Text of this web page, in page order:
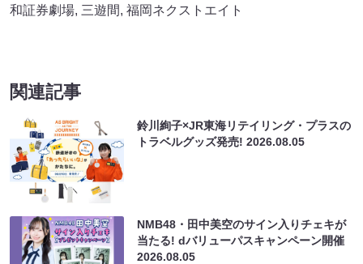
和証券劇場, 三遊間, 福岡ネクストエイト
関連記事
鈴川絢子×JR東海リテイリング・プラスの
トラベルグッズ発売!2026.08.05
NMB48・田中美空のサイン入りチェキが
当たる! dバリューパスキャンペーン開催
2026.08.05